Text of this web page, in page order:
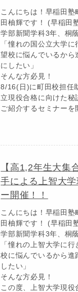
こんにちは！早稲田塾
田柚輝です！ (早稲田
学部新聞学科3年、桐
「憧れの国公立大学
望校に悩んでいるから
にしたい」
そんな方必見！
8/16(日)に町田校担任
立現役合格に向けた秘
ご紹介するセミナーを
【高1,2年生大集
手による上智大
ー開催！！
こんにちは！早稲田塾
田柚輝です！ (早稲田
学部新聞学科3年、桐
「憧れの上智大学に
校に悩んでいるから進
したい」
そんな方必見！
この度、上智大学現役